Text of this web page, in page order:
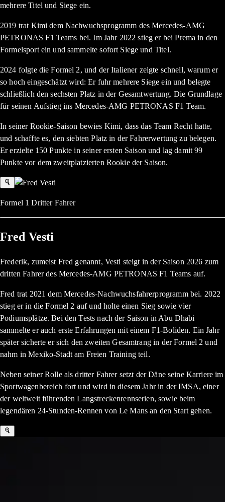
mehrere Titel und Siege ein.
2019 trat Kimi dem Nachwuchsprogramm des Mercedes-AMG
PETRONAS F1 Teams bei. Im Jahr 2022 stieg er bei Prema in den
Formelsport ein und sammelte sofort Siege und Titel.
2024 folgte die Formel 2, und der Italiener zeigte schnell, warum er
so hoch eingeschätzt wird: Er fuhr mehrere Siege ein und belegte
schließlich den sechsten Platz in der Gesamtwertung. Die Grundlage
für seinen Aufstieg ins Mercedes-AMG PETRONAS F1 Team.
In seiner Rookie-Saison bewies Kimi, dass das Team Recht hatte,
und schaffte es, den siebten Platz in der Fahrerwertung zu belegen.
Er erzielte 150 Punkte in seiner ersten Saison und lag damit 99
Punkte vor dem zweitplatzierten Rookie der Saison.
Formel 1 Dritter Fahrer
Fred Vesti
Frederik, zumeist Fred genannt, Vesti steigt in der Saison 2026 zum
dritten Fahrer des Mercedes-AMG PETRONAS F1 Teams auf.
Fred trat 2021 dem Mercedes-Nachwuchsfahrerprogramm bei. 2022
stieg er in die Formel 2 auf und holte einen Sieg sowie vier
Podiumsplätze. Bei den Tests nach der Saison in Abu Dhabi
sammelte er auch erste Erfahrungen mit einem F1-Boliden. Ein Jahr
später sicherte er sich den zweiten Gesamtrang in der Formel 2 und
nahm in Mexiko-Stadt am Freien Training teil.
Neben seiner Rolle als dritter Fahrer setzt der Däne seine Karriere im
Sportwagenbereich fort und wird in diesem Jahr in der IMSA, einer
der weltweit führenden Langstreckenrennserien, sowie beim
legendären 24-Stunden-Rennen von Le Mans an den Start gehen.